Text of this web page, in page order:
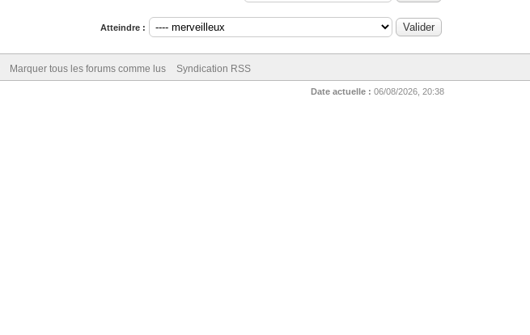
Atteindre :
Marquer tous les forums comme lus Syndication RSS
Date actuelle : 06/08/2026, 20:38